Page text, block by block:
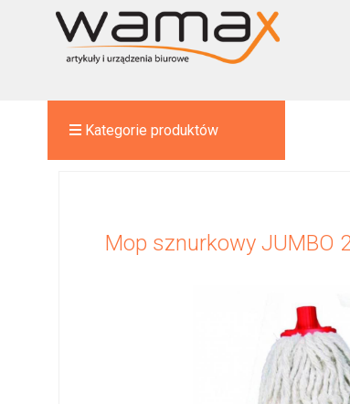
Kategorie produktów
Mop sznurkowy JUMBO